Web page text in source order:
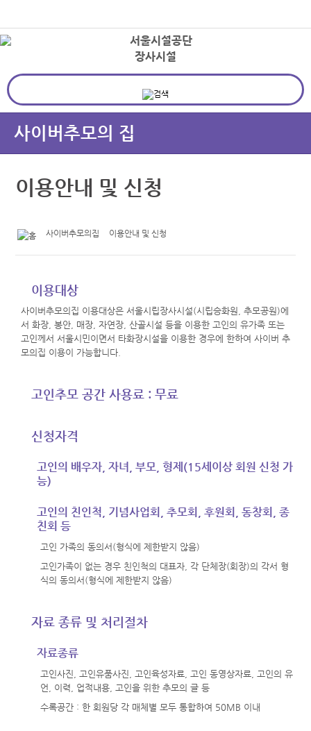
장사시설
사이버추모의 집
이용안내 및 신청
사이버추모의집 이용안내 및 신청
이용대상
사이버추모의집 이용대상은 서울시립장사시설(시립승화원, 추모공원)에
서 화장, 봉안, 매장, 자연장, 산골시설 등을 이용한 고인의 유가족 또는
고인께서 서울시민이면서 타화장시설을 이용한 경우에 한하여 사이버 추
모의집 이용이 가능합니다.
고인추모 공간 사용료 : 무료
신청자격
고인의 배우자, 자녀, 부모, 형제(15세이상 회원 신청 가
능)
고인의 친인척, 기념사업회, 추모회, 후원회, 동창회, 종
친회 등
고인 가족의 동의서(형식에 제한받지 않음)
고인가족이 없는 경우 친인척의 대표자, 각 단체장(회장)의 각서 형
식의 동의서(형식에 제한받지 않음)
자료 종류 및 처리절차
자료종류
고인사진, 고인유품사진, 고인육성자료, 고인 동영상자료, 고인의 유
언, 이력, 업적내용, 고인을 위한 추모의 글 등
수록공간 : 한 회원당 각 매체별 모두 통합하여 50MB 이내